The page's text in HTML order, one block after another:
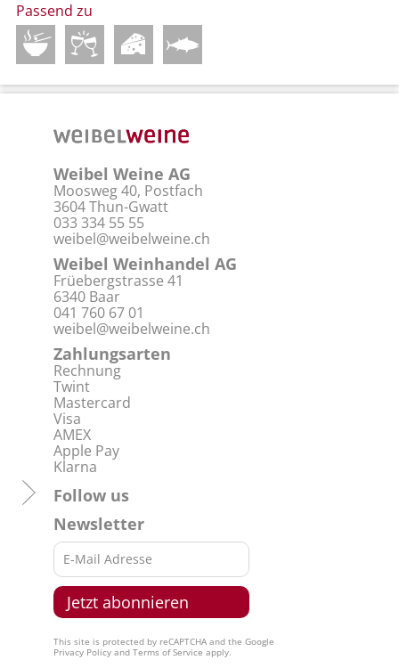
Passend zu
Weibel Weine AG
Moosweg 40, Postfach
3604 Thun-Gwatt
033 334 55 55
weibel@weibelweine.ch
Weibel Weinhandel AG
Früebergstrasse 41
6340 Baar
041 760 67 01
weibel@weibelweine.ch
Zahlungsarten
Rechnung
Twint
Mastercard
Visa
AMEX
Apple Pay
Klarna
Follow us
Newsletter
This site is protected by reCAPTCHA and the Google
Privacy Policy and Terms of Service apply.